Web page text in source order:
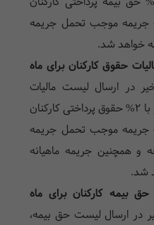
جریمه موجب تحمل جریمه
حقوق کارکنان برای ماه
در ارسال لیست مالیات
حقوق، مشمول جریمه برابر با ۲% حقوق پرداختی کارکنان
جریمه موجب تحمل جریمه
متعلقه و همچنین جریمه ماهیانه
حق بیمه کارکنان برای ماه
در ارسال لیست حق بیمه،